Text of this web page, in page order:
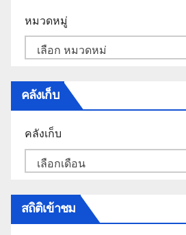
หมวดหมู่
คลังเก็บ
คลังเก็บ
สถิติเข้าชม